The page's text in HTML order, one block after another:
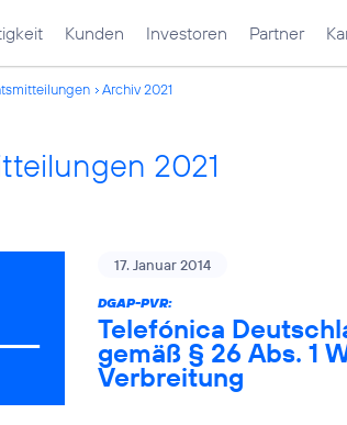
Kunden Investoren Partner
Archiv 2021
2021
17. Januar 2014
DGAP-PVR:
Telefónica
gemäß § 26 Abs. 1
Verbreitung